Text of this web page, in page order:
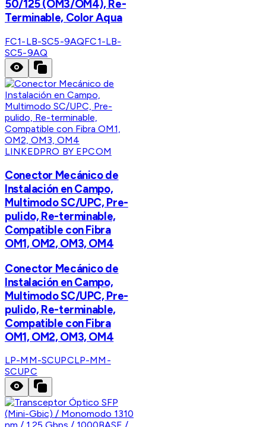
50/125 (OM3/OM4), Re-
Terminable, Color Aqua
FC1-LB-SC5-9AQFC1-LB-
SC5-9AQ
LINKEDPRO BY EPCOM
Conector Mecánico de
Instalación en Campo,
Multimodo SC/UPC, Pre-
pulido, Re-terminable,
Compatible con Fibra
OM1, OM2, OM3, OM4
Conector Mecánico de
Instalación en Campo,
Multimodo SC/UPC, Pre-
pulido, Re-terminable,
Compatible con Fibra
OM1, OM2, OM3, OM4
LP-MM-SCUPCLP-MM-
SCUPC